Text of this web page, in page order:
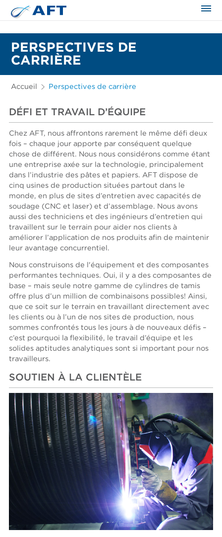
PERSPECTIVES DE
CARRIÈRE
Accueil Perspectives de carrière
DÉFI ET TRAVAIL D’ÉQUIPE
Chez AFT, nous affrontons rarement le même défi deux
fois – chaque jour apporte par conséquent quelque
chose de différent. Nous nous considérons comme étant
une entreprise axée sur la technologie, principalement
dans l’industrie des pâtes et papiers. AFT dispose de
cinq usines de production situées partout dans le
monde, en plus de sites d’entretien avec capacités de
soudage (CNC et laser) et d’assemblage. Nous avons
aussi des techniciens et des ingénieurs d’entretien qui
travaillent sur le terrain pour aider nos clients à
améliorer l’application de nos produits afin de maintenir
leur avantage concurrentiel.
Nous construisons de l'équipement et des composantes
performantes techniques. Oui, il y a des composantes de
base – mais seule notre gamme de cylindres de tamis
offre plus d’un million de combinaisons possibles! Ainsi,
que ce soit sur le terrain en travaillant directement avec
les clients ou à l’un de nos sites de production, nous
sommes confrontés tous les jours à de nouveaux défis –
c’est pourquoi la flexibilité, le travail d’équipe et les
solides aptitudes analytiques sont si important pour nos
travailleurs.
SOUTIEN À LA CLIENTÈLE